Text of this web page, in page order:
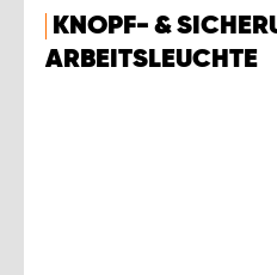
KNOPF- &
ARBEITSLEUCHTE